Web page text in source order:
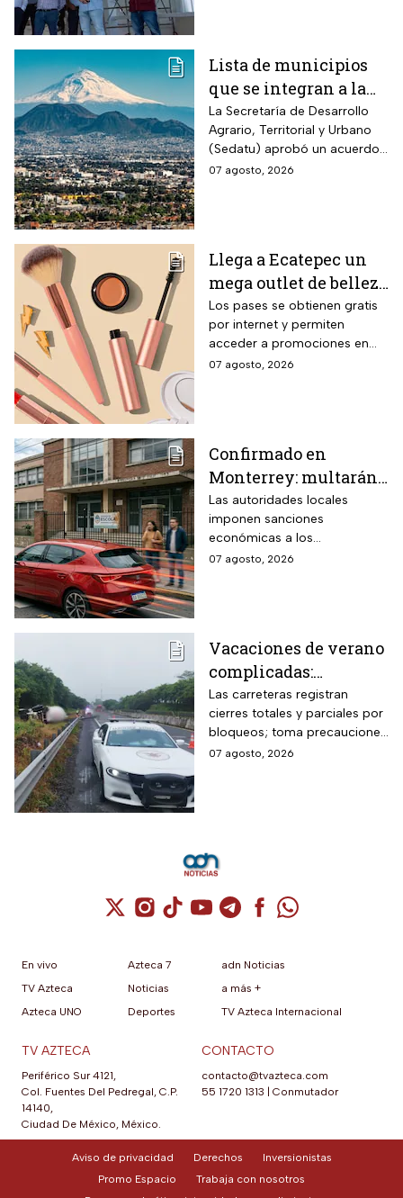
Lista de municipios
que se integran a la
Zona Metropolitana
del Valle de México
La Secretaría de Desarrollo
Agrario, Territorial y Urbano
(Sedatu) aprobó un acuerdo
para que se integren más
07 agosto, 2026
Llega a Ecatepec un
mega outlet de belleza
con entrada gratis y
descuentos de hasta el
80% durante 5 días
consecutivos en
Los pases se obtienen gratis
por internet y permiten
acceder a promociones en
maquillaje, perfumes y
07 agosto, 2026
Confirmado en
Monterrey: multarán
a conductores que
superen este límite de
velocidad en zonas
escolares
Las autoridades locales
imponen sanciones
económicas a los
automovilistas que rebasen la
07 agosto, 2026
Vacaciones de verano
complicadas:
Carreteras cerradas
por bloqueos y fuertes
accidentes hoy
viernes 7 de agosto
Las carreteras registran
cierres totales y parciales por
bloqueos; toma precauciones
si viajas en estas vacaciones
07 agosto, 2026
Cuenta de X / Twitter (se abre en una
Cuenta de Instagram (se abre en una
Cuenta de TikTok (se abre en
Cuenta de YouTube (se abre
Cuenta de Telegram (se
Cuenta de
Cuenta de
En vivo
TV Azteca
Azteca UNO
Azteca 7
Noticias
Deportes
adn Noticias
a más +
TV Azteca Internacional
TV AZTECA
Periférico Sur 4121,
Col. Fuentes Del Pedregal, C.P.
14140,
Ciudad De México, México.
CONTACTO
contacto@tvazteca.com
55 1720 1313
Conmutador
Aviso de privacidad Derechos
Inversionistas
Promo Espacio
Trabaja con nosotros